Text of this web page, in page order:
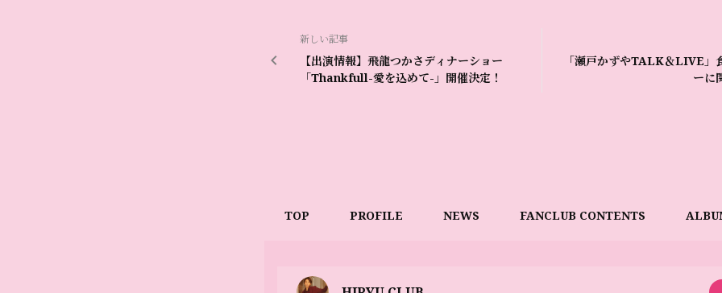
新しい記事
【出演情報】飛龍つかさディナーショー
「Thankfull-愛を込めて-」開催決定！
「瀬戸かずやTALK＆LIVE」
ーに
TOP PROFILE NEWS FANCLUB CONTENTS